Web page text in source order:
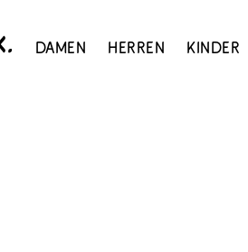
Damen Herren Kinder